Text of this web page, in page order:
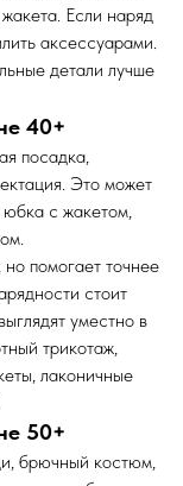
Если наряд
аксессуарами.
детали лучше
40+
посадка,
Это может
юбка с жакетом,
помогает точнее
стоит
уместно в
трикотаж,
лаконичные
50+
брючный костюм,